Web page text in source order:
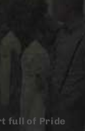
full of Pride